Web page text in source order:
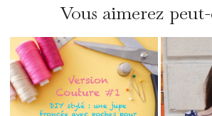
Vous aimerez